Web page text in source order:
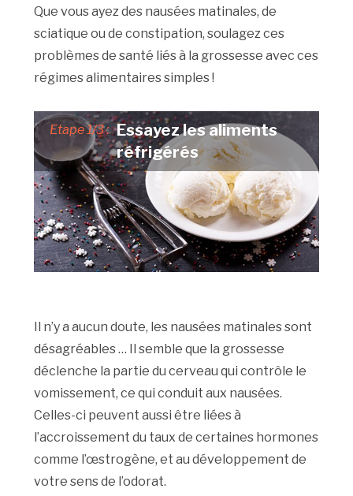
Que vous ayez des nausées matinales, de
sciatique ou de constipation, soulagez ces
problèmes de santé liés à la grossesse avec ces
régimes alimentaires simples !
Etape 1/3 : Essayez les aliments
réfrigérés
Il n’y a aucun doute, les nausées matinales sont
désagréables … Il semble que la grossesse
déclenche la partie du cerveau qui contrôle le
vomissement, ce qui conduit aux nausées.
Celles-ci peuvent aussi être liées à
l’accroissement du taux de certaines hormones
comme l’œstrogène, et au développement de
votre sens de l’odorat.